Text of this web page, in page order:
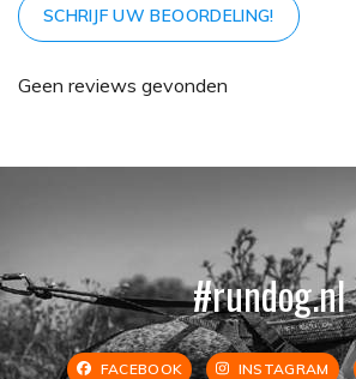
SCHRIJF UW BEOORDELING!
Geen reviews gevonden
#rundog.nl
FACEBOOK INSTAGRAM